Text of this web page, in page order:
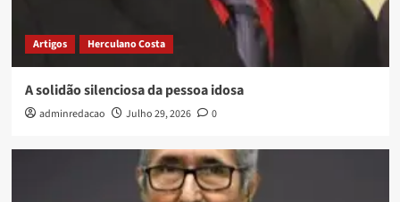
Artigos Herculano Costa
A solidão silenciosa da pessoa idosa
adminredacao Julho 29, 2026 0